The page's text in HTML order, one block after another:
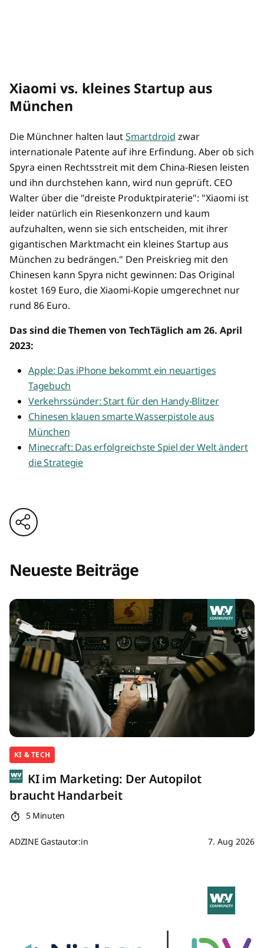
Xiaomi vs. kleines Startup aus
München
Die Münchner halten lautSmartdroid zwar
internationale Patente auf ihre Erfindung. Aber ob sich
Spyra einen Rechtsstreit mit dem China-Riesen leisten
und ihn durchstehen kann, wird nun geprüft. CEO
Walter über die "dreiste Produktpiraterie": "Xiaomi ist
leider natürlich ein Riesenkonzern und kaum
aufzuhalten, wenn sie sich entscheiden, mit ihrer
gigantischen Marktmacht ein kleines Startup aus
München zu bedrängen." Den Preiskrieg mit den
Chinesen kann Spyra nicht gewinnen: Das Original
kostet 169 Euro, die Xiaomi-Kopie umgerechnet nur
rund 86 Euro.
Das sind die Themen von TechTäglich am 26. April
2023:
Apple: Das iPhone bekommt ein neuartiges
Tagebuch
Verkehrssünder: Start für den Handy-Blitzer
Chinesen klauen smarte Wasserpistole aus
München
Minecraft: Das erfolgreichste Spiel der Welt ändert
die Strategie
Neueste Beiträge
KI & TECH
KI im Marketing: Der Autopilot
braucht Handarbeit
5 Minuten
ADZINE Gastautor:in 7. Aug 2026